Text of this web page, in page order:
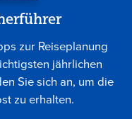
zur Reiseplanung
jährlichen
Sie sich an, um die
zu erhalten.